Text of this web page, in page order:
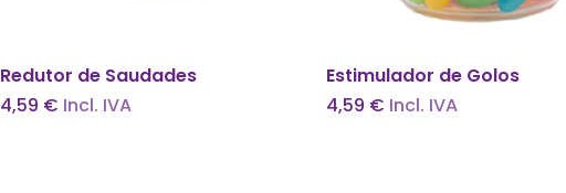
Adicionar
Redutor de Saudades
4,59 € Incl. IVA
Escolha Opções
Estimulador de Golos
4,59 € Incl. IVA